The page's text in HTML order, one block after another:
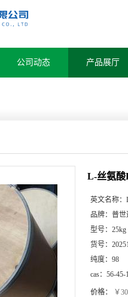
公司动态 产品展厅
L-丝氨酸
英文名称：
品牌： 普世
型号： 25kg
货号：
纯度： 98
cas： 56-45-
价格： ￥